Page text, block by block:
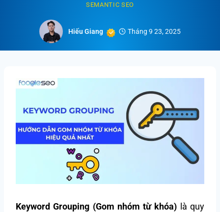
SEMANTIC SEO
Hiếu Giang Tháng 9 23, 2025
Keyword Grouping (Gom nhóm từ khóa) là quy